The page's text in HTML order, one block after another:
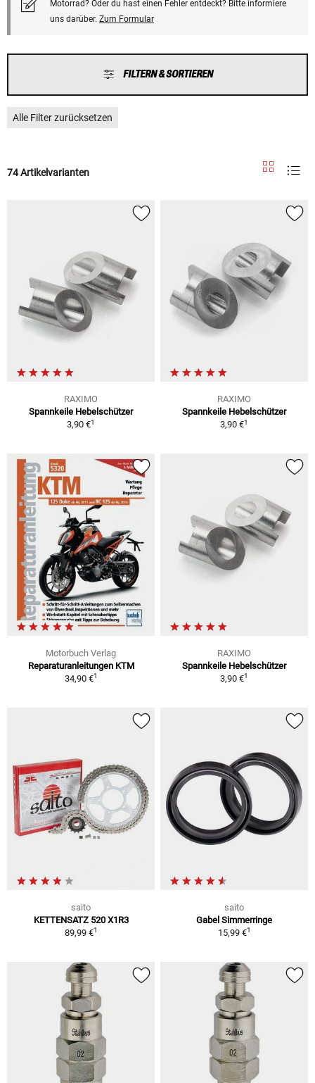
Motorrad? Oder du hast einen Fehler entdeckt? Bitte informiere
uns darüber. Zum Formular
FILTERN & SORTIEREN
Alle Filter zurücksetzen
74 Artikelvarianten
RAXIMO
Spannkeile Hebelschützer
3,90 €1
RAXIMO
Spannkeile Hebelschützer
3,90 €1
Motorbuch Verlag
Reparaturanleitungen KTM
34,90 €1
RAXIMO
Spannkeile Hebelschützer
3,90 €1
saito
KETTENSATZ 520 X1R3
89,99 €1
saito
Gabel Simmerringe
15,99 €1